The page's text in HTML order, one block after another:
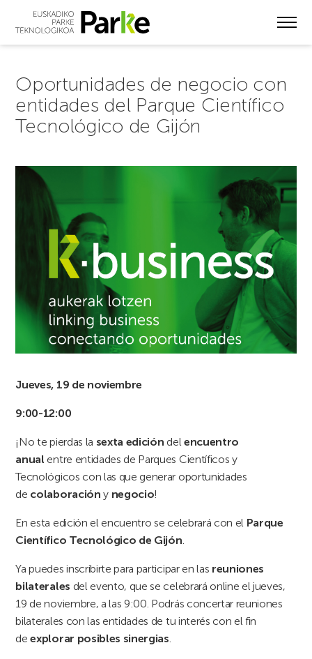
Oportunidades de negocio con
entidades del Parque Científico
Tecnológico de Gijón
Jueves, 19 de noviembre
9:00-12:00
¡No te pierdas la sexta edición del encuentro
anual entre entidades de Parques Científicos y
Tecnológicos con las que generar oportunidades
de colaboración y negocio!
En esta edición el encuentro se celebrará con el Parque
Científico Tecnológico de Gijón
Ya puedes inscribirte para participar en las reuniones
bilaterales del evento, que se celebrará online el jueves,
19 de noviembre, a las 9:00. Podrás concertar reuniones
bilaterales con las entidades de tu interés con el fin
deexplorar posibles sinergias